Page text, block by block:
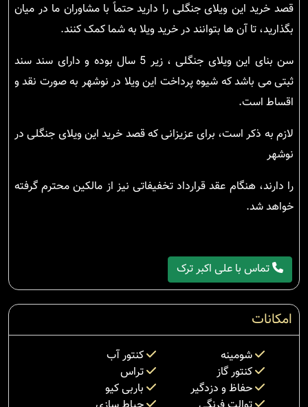
قصد خرید این ویلای جنگلی را دارید حتماً با مشاوران ما در میان
بگذارید، تا آن ها بتوانند در خرید ویلا به شما کمک کنند.
سن بنای این ویلای جنگلی ، زیر 5 سال بوده و دارای سند سند
ثبتی می باشد که شیوه پرداخت این ویلا در نوشهر به صورت نقد و
اقساط است.
لازم به ذکر است، برای عزیزانی که قصد خرید این ویلای جنگلی در
نوشهر
را دارند، هنگام عقد قرارداد تخفیفاتی نیز از مالکین محترم گرفته
خواهد شد.
تماس با علی اکبر ترک
امکانات
شومینه
کنتور آب
کنتور گاز
تراس
حفاظ و دزدگیر
باربی کیو